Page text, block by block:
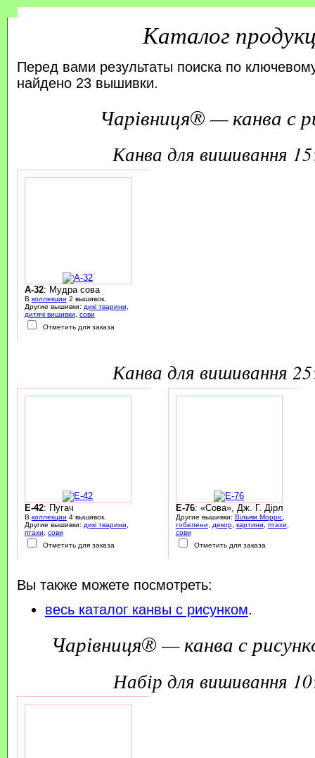
Каталог
Перед вами результаты поиска по
найдено 23 вышивки.
Чарівниця® — канва с
канва для вишивання
A-32: Мудра сова
В коллекции 2 вышивок.
Другие вышивки: дикі тварини
дитячі вишивки
сови
Отметить для заказа
канва для вишивання
E-42: Пугач
В коллекции 4 вышивок.
Другие вышивки: дикі тварини
птахи
сови
Отметить для заказа
E-76: «Сова», Дж. Г. Дірл
Другие вышивки: Вільям Морріс,
гобелени
декор, картини птахи
сови
Отметить для заказа
Вы также можете посмотреть:
весь каталог канвы с рисунком.
Чарівниця® — канва с
набір для вишивання